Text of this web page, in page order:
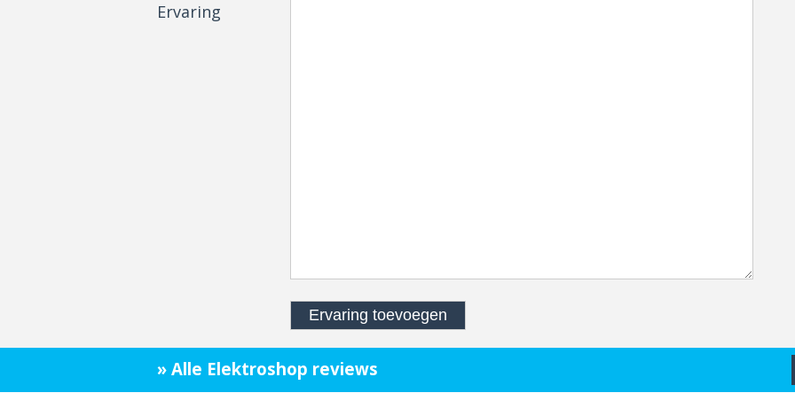
Ervaring
» Alle Elektroshop reviews